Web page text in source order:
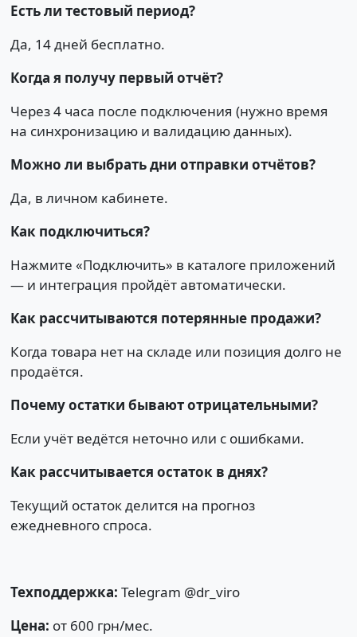
Есть ли тестовый период?
Да, 14 дней бесплатно.
Когда я получу первый отчёт?
Через 4 часа после подключения (нужно время
на синхронизацию и валидацию данных).
Можно ли выбрать дни отправки отчётов?
Да, в личном кабинете.
Как подключиться?
Нажмите «Подключить» в каталоге приложений
— и интеграция пройдёт автоматически.
Как рассчитываются потерянные продажи?
Когда товара нет на складе или позиция долго не
продаётся.
Почему остатки бывают отрицательными?
Если учёт ведётся неточно или с ошибками.
Как рассчитывается остаток в днях?
Текущий остаток делится на прогноз
ежедневного спроса.
Техподдержка: Telegram @dr_viro
Цена: от 600 грн/мес.